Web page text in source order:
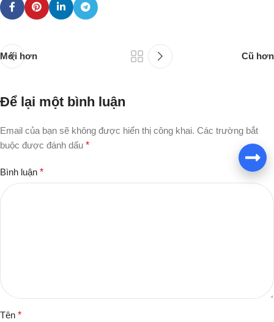
Mới hơn Cũ hơn
Để lại một bình luận
Email của bạn sẽ không được hiển thị công khai. Các trường bắt
buộc được đánh dấu *
Bình luận *
Tên *